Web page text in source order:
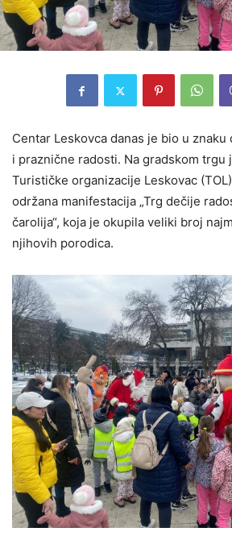
Centar Leskovca danas je bio u
i praznične radosti. Na gradskom trgu
Turističke organizacije Leskovac
održana manifestacija „Trg dečije
čarolija“, koja je okupila veliki broj
njihovih porodica.